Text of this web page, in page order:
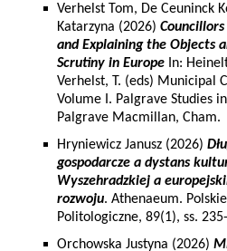
Verhelst Tom, De Ceuninck
Katarzyna (2026)
and Explaining the Objects
Scrutiny in Europe In:
Verhelst, T. (eds) Municipal
Volume I. Palgrave Studies
Palgrave Macmillan, Cham.
Hryniewicz Janusz (2026)
gospodarcze a dystans
Wyszehradzkiej a
rozwoju. Athenaeum.
Politologiczne, 89(1), ss.
Orchowska Justyna (2026)